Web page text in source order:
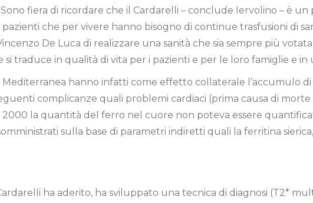
Sono fiera di ricordare che il Cardarelli – conclude Iervolino – è
che per vivere hanno bisogno di continue trasfusioni di
De Luca di realizzare una sanità che sia sempre più
si traduce in qualità di vita per i pazienti e per le loro famiglie e in
Mediterranea hanno infatti come effetto collaterale l’accumulo
complicanze quali problemi cardiaci (prima causa di
la quantità del ferro nel cuore non poteva essere
sulla base di parametri indiretti quali la ferritina
ha aderito, ha sviluppato una tecnica di diagnosi (T2*